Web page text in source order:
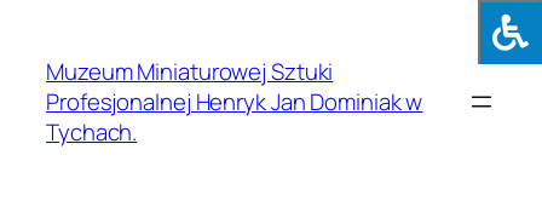
Muzeum Miniaturowej Sztuki
Profesjonalnej Henryk Jan Dominiak w
Tychach.